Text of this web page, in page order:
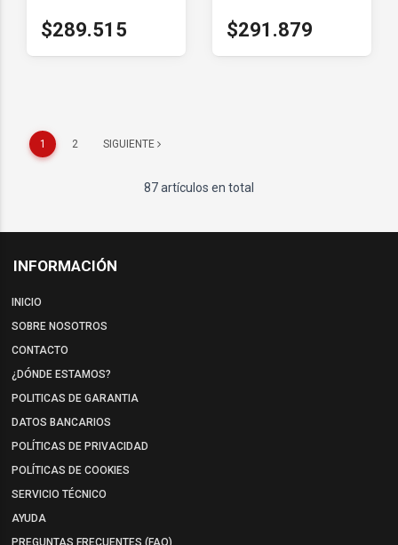
$289.515 $291.879
1 2 SIGUIENTE
87 artículos en total
INFORMACIÓN
INICIO
SOBRE NOSOTROS
CONTACTO
¿DÓNDE ESTAMOS?
POLITICAS DE GARANTIA
DATOS BANCARIOS
POLÍTICAS DE PRIVACIDAD
POLÍTICAS DE COOKIES
SERVICIO TÉCNICO
AYUDA
PREGUNTAS FRECUENTES (FAQ)